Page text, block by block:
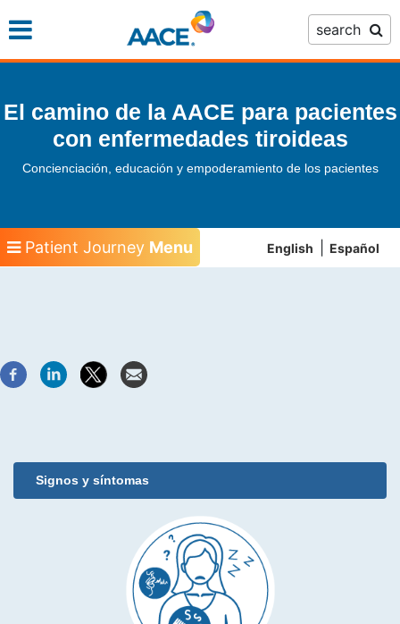
to
search
El camino de la AACE para pacientes
con enfermedades tiroideas
Concienciación, educación y empoderamiento de los pacientes
Patient Journey Menu English Español
Signos y síntomas